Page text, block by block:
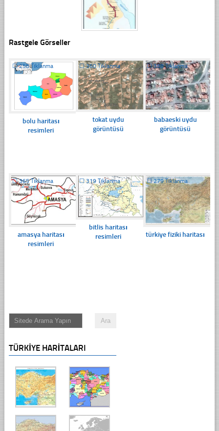
Rastgele Görseller
☐258 Tıklanma
bolu haritası
resimleri
☐360 Tıklanma
tokat uydu
görüntüsü
☐388 Tıklanma
babaeski uydu
görüntüsü
☐365 Tıklanma
amasya haritası
resimleri
☐319 Tıklanma
bitlis haritası
resimleri
☐279 Tıklanma
türkiye fiziki haritası
TÜRKIYE HARITALARI